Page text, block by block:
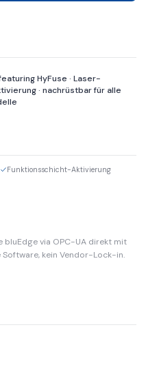
HyFuse · Laser-
· nachrüstbar für alle
Funktionsschicht-Aktivierung
bluEdge via OPC-UA direkt mit
Software, kein Vendor-Lock-in.